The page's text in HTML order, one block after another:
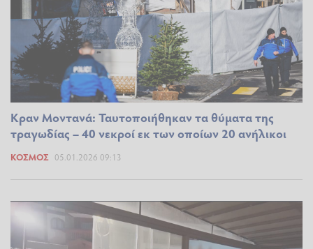
Κραν Μοντανά: Ταυτοποιήθηκαν τα θύματα της
τραγωδίας – 40 νεκροί εκ των οποίων 20 ανήλικοι
ΚΌΣΜΟΣ 05.01.2026 09:13